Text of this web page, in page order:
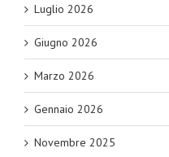
Luglio 2026
Giugno 2026
Marzo 2026
Gennaio 2026
Novembre 2025